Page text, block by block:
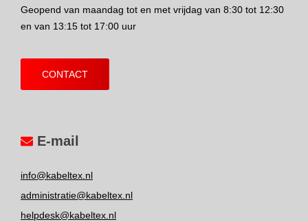
Geopend van maandag tot en met vrijdag van 8:30 tot 12:30
en van 13:15 tot 17:00 uur
CONTACT
E-mail
info@kabeltex.nl
administratie@kabeltex.nl
helpdesk@kabeltex.nl